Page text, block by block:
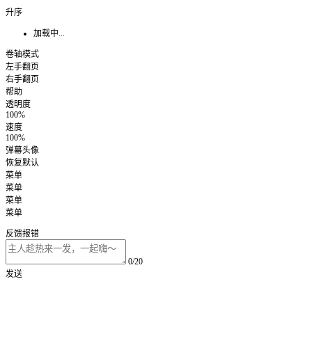
升序
加载中...
卷轴模式
左手翻页
右手翻页
帮助
透明度
100%
速度
100%
弹幕头像
恢复默认
菜单
菜单
菜单
菜单
反馈报错
0/20
发送